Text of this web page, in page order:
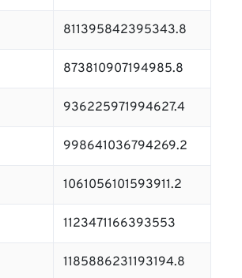
811395842395343.8
873810907194985.8
936225971994627.4
998641036794269.2
1061056101593911.2
1123471166393553
1185886231193194.8